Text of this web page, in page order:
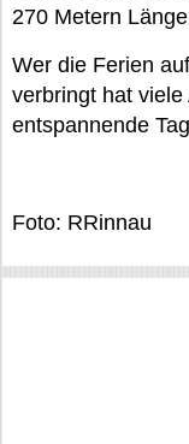
270 Metern
Wer die Ferien
verbringt hat
entspannende
Foto: RRinnau